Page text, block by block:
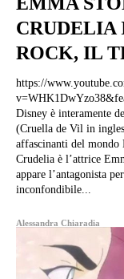
CRUDELIA
ROCK, IL
https://
v=WHK1DwYzo38&feature=emb_title
Disney è interamente
(Cruella de Vil in
affascinanti del mondo
Crudelia è l’attrice
appare l’antagonista
inconfondibile...
Alessandra Chiaradia